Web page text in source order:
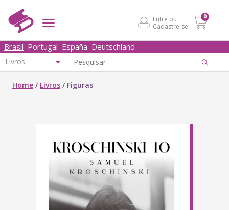
Entre ou
Cadastre-se
0
Brasil Portugal España Deutschland
Home / Livros / Figuras